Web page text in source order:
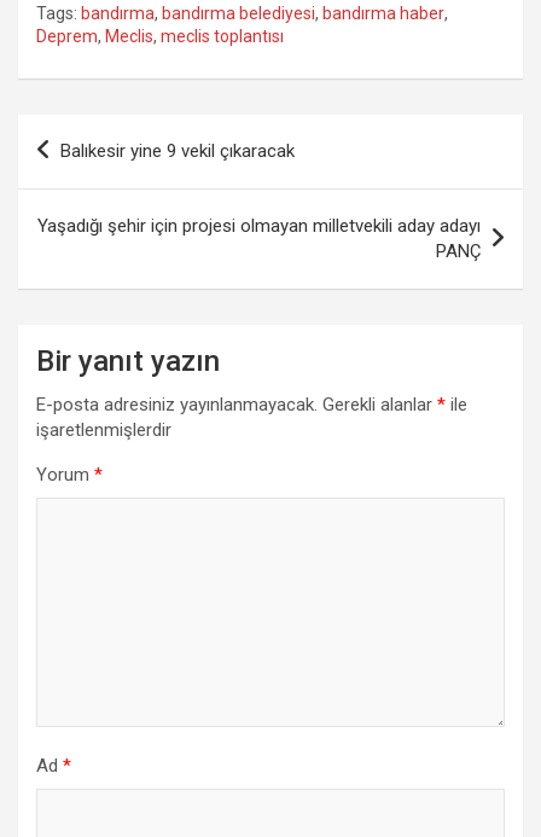
Tags: bandırma, bandırma belediyesi, bandırma haber,
Deprem, Meclis, meclis toplantısı
Yazı
gezinmesi
Balıkesir yine 9 vekil çıkaracak
Yaşadığı şehir için projesi olmayan milletvekili aday adayı
PANÇ
Bir yanıt yazın
E-posta adresiniz yayınlanmayacak. Gerekli alanlar * ile
işaretlenmişlerdir
Yorum *
Ad *